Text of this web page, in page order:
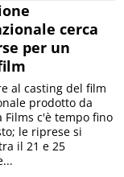
cerca
per un
al casting del film
prodotto da
Films c'è tempo fino
le riprese si
il 21 e 25